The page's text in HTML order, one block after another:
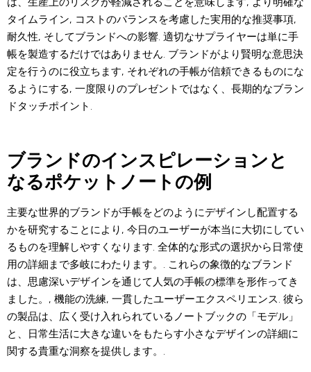
タイムライン, コストのバランスを考慮した実用的な推奨事項,
耐久性, そしてブランドへの影響. 適切なサプライヤーは単に手
帳を製造するだけではありません. ブランドがより賢明な意思決
定を行うのに役立ちます, それぞれの手帳が信頼できるものにな
るようにする, 一度限りのプレゼントではなく、長期的なブラン
ドタッチポイント.
ブランドのインスピレーションと
なるポケットノートの例
主要な世界的ブランドが手帳をどのようにデザインし配置する
かを研究することにより, 今日のユーザーが本当に大切にしてい
るものを理解しやすくなります. 全体的な形式の選択から日常使
用の詳細まで多岐にわたります。. これらの象徴的なブランド
は、思慮深いデザインを通じて人気の手帳の標準を形作ってき
ました。, 機能の洗練, 一貫したユーザーエクスペリエンス. 彼ら
の製品は、広く受け入れられているノートブックの「モデル」
と、日常生活に大きな違いをもたらす小さなデザインの詳細に
関する貴重な洞察を提供します。.